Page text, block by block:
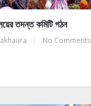
তদন্ত কমিটি গঠন
akhaura No Comments